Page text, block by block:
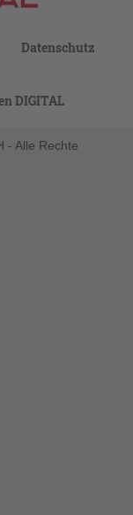
Datenschutz
DIGITAL
- Alle Rechte